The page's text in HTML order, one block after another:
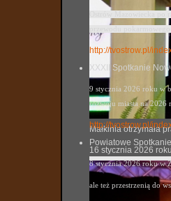
Małkinia otrzymała
16 stycznia 2026
http://tvostrow.pl/
XXXII Spotkanie
9 stycznia 2026 roku w
rozwoju miasta na 2026
http://tvostrow.pl/
Powiatowe
8 stycznia 2026 roku w
ale też przestrzenią do